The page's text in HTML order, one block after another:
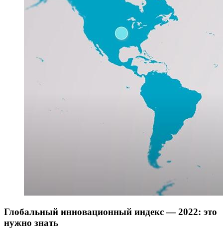
Глобальный инновационный индекс — 2022: это
нужно знать